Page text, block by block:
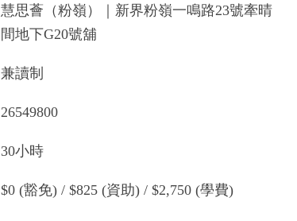
慧思薈（粉嶺）｜新界粉嶺一鳴路23號牽晴
間地下G20號舖
兼讀制
26549800
30小時
$0 (豁免) / $825 (資助) / $2,750 (學費)